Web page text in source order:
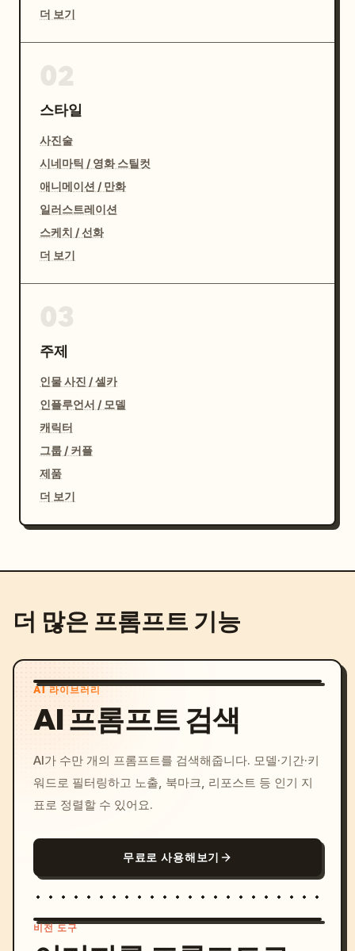
더 보기
스타일
사진술
시네마틱 / 영화 스틸컷
애니메이션 / 만화
일러스트레이션
스케치 / 선화
더 보기
주제
인물 사진 / 셀카
인플루언서 / 모델
캐릭터
그룹 / 커플
제품
더 보기
더 많은 프롬프트 기능
AI 라이브러리
AI 프롬프트 검색
AI가 수만 개의 프롬프트를 검색해줍니다. 모델·기간·키
워드로 필터링하고 노출, 북마크, 리포스트 등 인기 지
표로 정렬할 수 있어요.
무료로 사용해보기
비전 도구